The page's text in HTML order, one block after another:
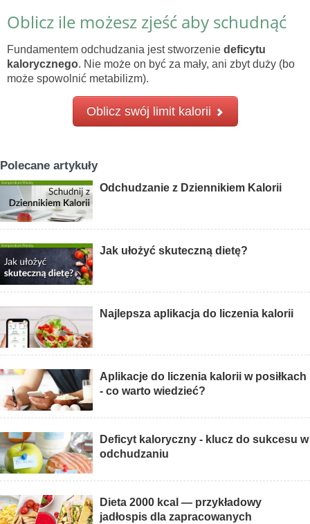
Oblicz ile możesz zjeść aby schudnąć
Fundamentem odchudzania jest stworzenie deficytu
kalorycznego. Nie może on być za mały, ani zbyt duży (bo
może spowolnić metabilizm).
Oblicz swój limit kalorii
Polecane artykuły
Odchudzanie z Dziennikiem Kalorii
Jak ułożyć skuteczną dietę?
Najlepsza aplikacja do liczenia kalorii
Aplikacje do liczenia kalorii w posiłkach
- co warto wiedzieć?
Deficyt kaloryczny - klucz do sukcesu w
odchudzaniu
Dieta 2000 kcal — przykładowy
jadłospis dla zapracowanych